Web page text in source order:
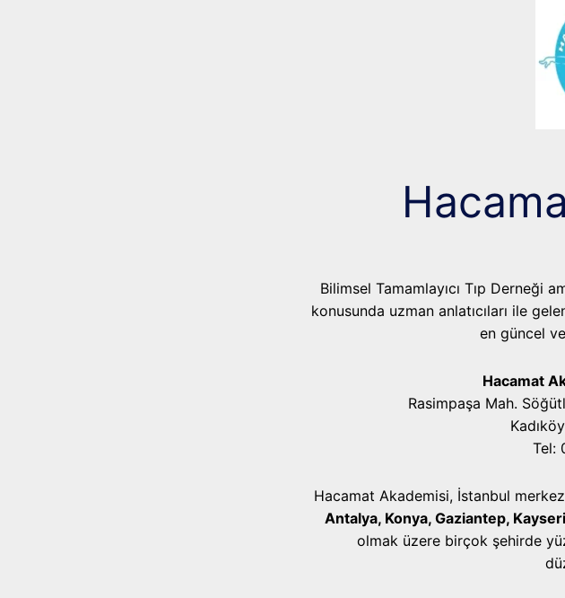
Bilimsel Tamamlayıcı Tıp Derneği
konusunda uzman anlatıcıları ile
en güncel
Hacamat
Rasimpaşa Mah.
Tel:
Hacamat Akademisi, İstanbul
Antalya, Konya, Gaziantep,
olmak üzere birçok şehirde